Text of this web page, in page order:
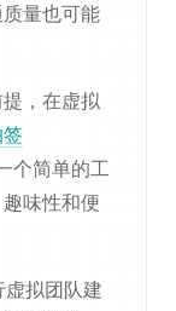
量也可能
，在虚拟
签
个简单的工
味性和便
拟团队建